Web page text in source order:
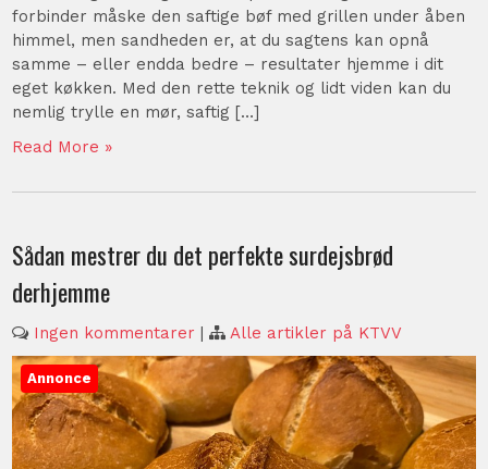
forbinder måske den saftige bøf med grillen under åben
himmel, men sandheden er, at du sagtens kan opnå
samme – eller endda bedre – resultater hjemme i dit
eget køkken. Med den rette teknik og lidt viden kan du
nemlig trylle en mør, saftig […]
Read More »
Sådan mestrer du det perfekte surdejsbrød
derhjemme
Ingen kommentarer | Alle artikler på KTVV
Annonce